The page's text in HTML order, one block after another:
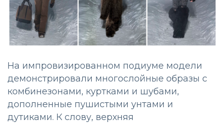
На импровизированном подиуме модели
демонстрировали многослойные образы с
комбинезонами, куртками и шубами,
дополненные пушистыми унтами и
дутиками. К слову, верхняя